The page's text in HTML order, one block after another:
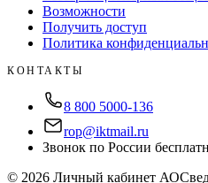
Возможности
Получить доступ
Политика
КОНТАКТЫ
8 800 5000-136
rop@iktmail.ru
Звонок по России
© 2026 Личный кабинет АО